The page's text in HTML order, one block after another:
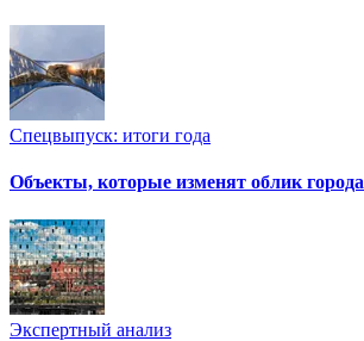
Спецвыпуск: итоги года
Объекты, которые изменят облик города
Экспертный анализ